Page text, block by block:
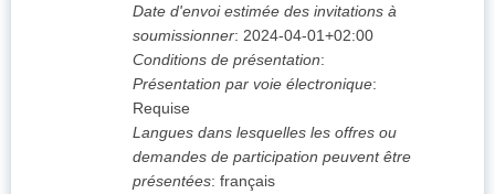
Date d'envoi estimée des invitations à
soumissionner: 2024-04-01+02:00
Conditions de présentation:
Présentation par voie électronique:
Requise
Langues dans lesquelles les offres ou
demandes de participation peuvent être
présentées: français